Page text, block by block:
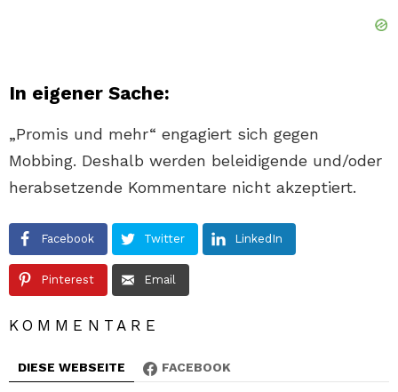
In eigener Sache:
„Promis und mehr“ engagiert sich gegen
Mobbing. Deshalb werden beleidigende und/oder
herabsetzende Kommentare nicht akzeptiert.
Facebook Twitter LinkedIn
Pinterest Email
KOMMENTARE
DIESE WEBSEITE FACEBOOK